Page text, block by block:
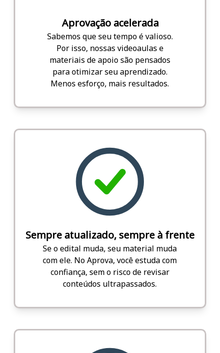
Aprovação acelerada
Sabemos que seu tempo é valioso.
Por isso, nossas videoaulas e
materiais de apoio são pensados
para otimizar seu aprendizado.
Menos esforço, mais resultados.
Sempre atualizado, sempre à frente
Se o edital muda, seu material muda
com ele. No Aprova, você estuda com
confiança, sem o risco de revisar
conteúdos ultrapassados.